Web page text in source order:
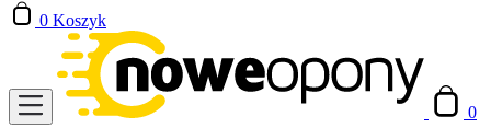
0 Koszyk
0